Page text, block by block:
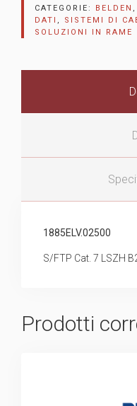
CATEGORIE: BELDEN ,
DATI , SISTEMI DI
SOLUZIONI IN RAME
1885ELV.02500
S/FTP Cat. 7 LSZH
Prodotti